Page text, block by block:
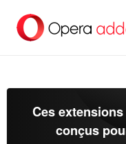
contenu
Ces
conçus